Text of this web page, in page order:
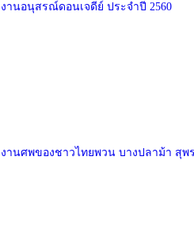
งานอนุสรณ์ดอนเจดีย์ ประจำปี 2560
งานศพของชาวไทยพวน บางปลาม้า สุพ